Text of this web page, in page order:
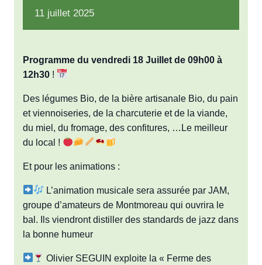
11 juillet 2025
Programme du vendredi 18 Juillet de 09h00 à
12h30 !
Des légumes Bio, de la bière artisanale Bio, du pain
et viennoiseries, de la charcuterie et de la viande,
du miel, du fromage, des confitures, …Le meilleur
du local !
Et pour les animations :
L’animation musicale sera assurée par JAM,
groupe d’amateurs de Montmoreau qui ouvrira le
bal. Ils viendront distiller des standards de jazz dans
la bonne humeur
Olivier SEGUIN exploite la « Ferme des